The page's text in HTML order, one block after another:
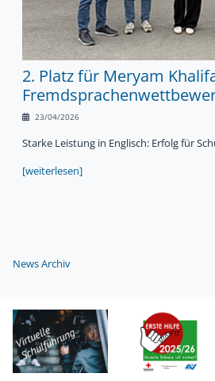
2. Platz für Meryam
23/04/2026
Starke Leistung in Englisch: Erfolg für
[weiterlesen]
News Archiv